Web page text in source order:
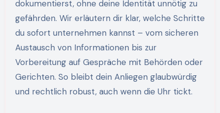
dokumentierst, ohne deine Identität unnötig zu
gefährden. Wir erläutern dir klar, welche Schritte
du sofort unternehmen kannst – vom sicheren
Austausch von Informationen bis zur
Vorbereitung auf Gespräche mit Behörden oder
Gerichten. So bleibt dein Anliegen glaubwürdig
und rechtlich robust, auch wenn die Uhr tickt.